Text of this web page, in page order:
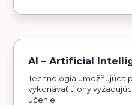
AI – Artificial
Technológia umožňujúca
vykonávať úlohy
učenie.